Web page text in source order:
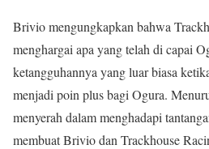
Brivio mengungkapkan bahwa
menghargai apa yang telah di capai
ketangguhannya yang luar biasa
menjadi poin plus bagi Ogura.
menyerah dalam menghadapi
membuat Brivio dan Trackhouse